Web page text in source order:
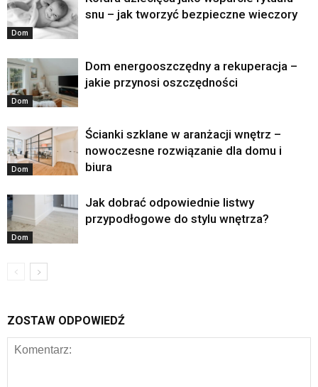
Dom
snu – jak tworzyć bezpieczne wieczory
Dom
Dom energooszczędny a rekuperacja –
jakie przynosi oszczędności
Dom
Ścianki szklane w aranżacji wnętrz –
nowoczesne rozwiązanie dla domu i
biura
Dom
Jak dobrać odpowiednie listwy
przypodłogowe do stylu wnętrza?
ZOSTAW ODPOWIEDŹ